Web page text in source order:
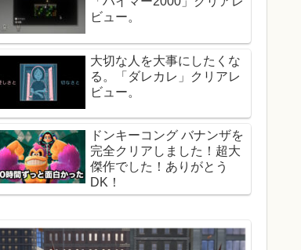
ビュー。
大切な人を大事にしたくな
る。「ダレカレ」クリアレ
ビュー。
ドンキーコング バナンザを
完全クリアしました！超大
傑作でした！ありがとう
DK！